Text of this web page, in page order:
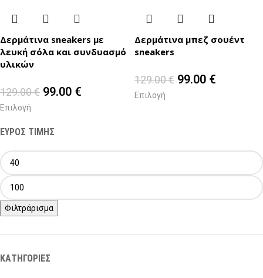
ΕΥΡΟΣ ΤΙΜΗΣ
Φιλτράρισμα
ΚΑΤΗΓΟΡΙΕΣ
Δερμάτινα sneakers με
λευκή σόλα και συνδυασμό
υλικών
129.00€ 99.00 €
Επιλογή
Δερμάτινα μπεζ σουέντ
sneakers
129.00€ 99.00 €
Επιλογή